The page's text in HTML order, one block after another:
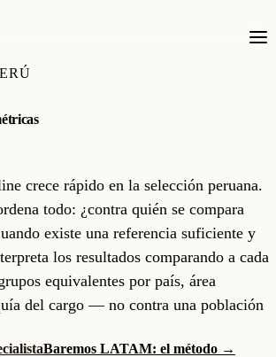
crece rápido en la selección peruana.
todo: ¿contra quién se compara
existe una referencia suficiente y
los resultados comparando a cada
equivalentes por país, área
del cargo — no contra una población
Baremos LATAM: el método →